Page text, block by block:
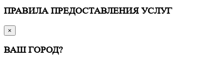
ПРАВИЛА ПРЕДОСТАВЛЕНИЯ УСЛУГ
×
ВАШ ГОРОД?